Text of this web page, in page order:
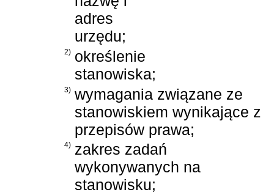
adres
urzędu;
2) określenie
stanowiska;
3) wymagania związane ze
stanowiskiem wynikające z
przepisów prawa;
4) zakres zadań
wykonywanych na
stanowisku;